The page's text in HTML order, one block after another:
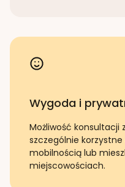
Wygoda i
Możliwość konsultacji
szczególnie
mobilnością lub
miejscowościach.